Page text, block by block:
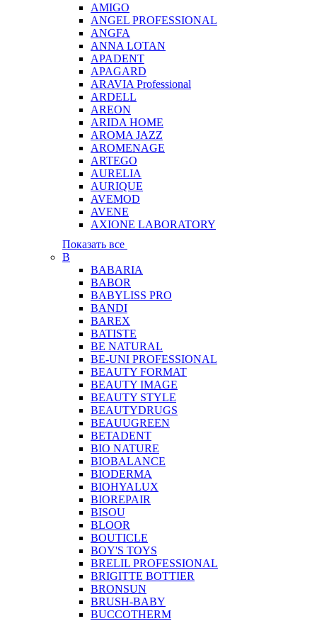
AMIGO
ANGEL PROFESSIONAL
ANGFA
ANNA LOTAN
APADENT
APAGARD
ARAVIA Professional
ARDELL
AREON
ARIDA HOME
AROMA JAZZ
AROMENAGE
ARTEGO
AURELIA
AURIQUE
AVEMOD
AVENE
AXIONE LABORATORY
Показать все
B
BABARIA
BABOR
BABYLISS PRO
BANDI
BAREX
BATISTE
BE NATURAL
BE-UNI PROFESSIONAL
BEAUTY FORMAT
BEAUTY IMAGE
BEAUTY STYLE
BEAUTYDRUGS
BEAUUGREEN
BETADENT
BIO NATURE
BIOBALANCE
BIODERMA
BIOHYALUX
BIOREPAIR
BISOU
BLOOR
BOUTICLE
BOY'S TOYS
BRELIL PROFESSIONAL
BRIGITTE BOTTIER
BRONSUN
BRUSH-BABY
BUCCOTHERM